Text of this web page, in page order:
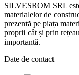
SILVESROM SRL
materialelor de
prezentă pe piața
proprii cât și prin
importantă.
Date de contact